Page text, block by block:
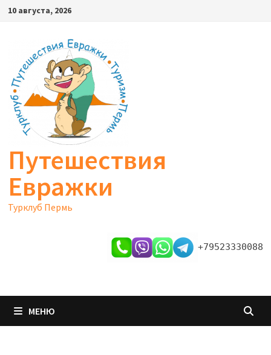
Перейти
содержимому
10 августа, 2026
Путешествия
Евражки
Турклуб Пермь
+79523330088
МЕНЮ